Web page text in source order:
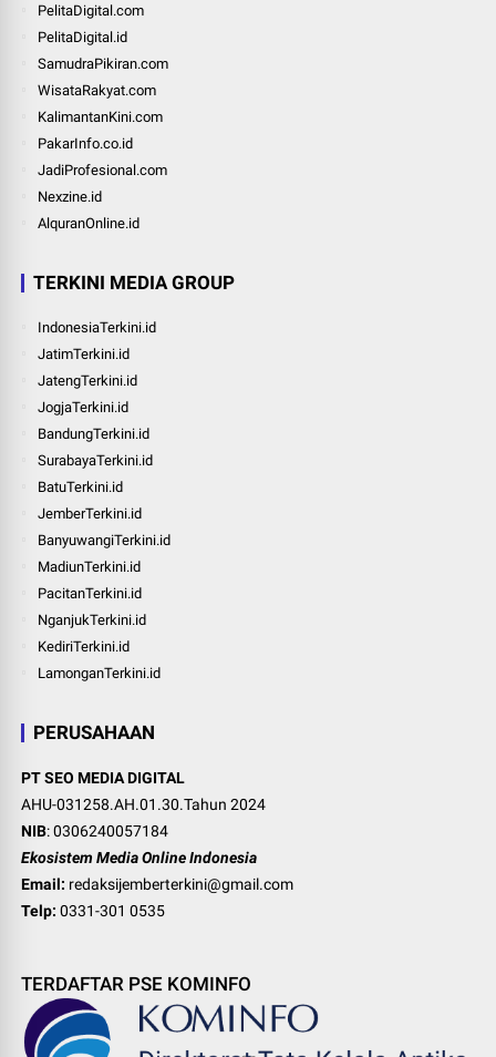
PelitaDigital.com
PelitaDigital.id
SamudraPikiran.com
WisataRakyat.com
KalimantanKini.com
PakarInfo.co.id
JadiProfesional.com
Nexzine.id
AlquranOnline.id
TERKINI MEDIA GROUP
IndonesiaTerkini.id
JatimTerkini.id
JatengTerkini.id
JogjaTerkini.id
BandungTerkini.id
SurabayaTerkini.id
BatuTerkini.id
JemberTerkini.id
BanyuwangiTerkini.id
MadiunTerkini.id
PacitanTerkini.id
NganjukTerkini.id
KediriTerkini.id
LamonganTerkini.id
PERUSAHAAN
PT SEO MEDIA DIGITAL
AHU-031258.AH.01.30.Tahun 2024
NIB: 0306240057184
Ekosistem Media Online Indonesia
Email: redaksijemberterkini@gmail.com
Telp: 0331-301 0535
TERDAFTAR PSE KOMINFO